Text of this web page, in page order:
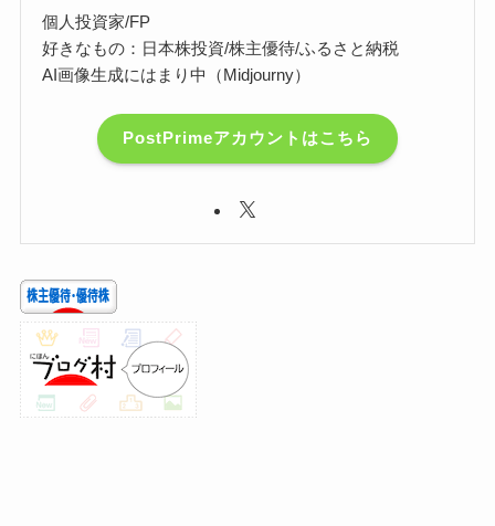
個人投資家/FP
好きなもの：日本株投資/株主優待/ふるさと納税
AI画像生成にはまり中（Midjourny）
PostPrimeアカウントはこちら